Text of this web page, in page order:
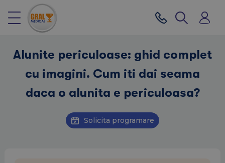
Alunite periculoase: ghid complet
cu imagini. Cum iti dai seama
daca o alunita e periculoasa?
Solicita programare